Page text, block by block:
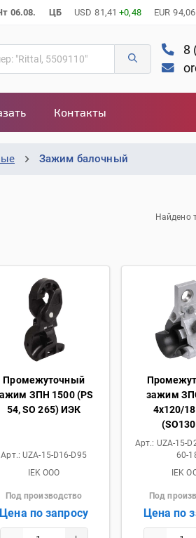
06.08. ЦБ USD 81,41 +0,48 EUR 94,06
8
Контакты
Зажим балочный
Найдено
Промежуточный
ЗПН 1500 (PS
54, SO 265) ИЭК
Арт.:UZA-15-D16-D95
IEK OOO
Под производство
Цена по запросу
зажим
4х120/
Арт.: UZA-15-
60-
IEK
Под
Цена по